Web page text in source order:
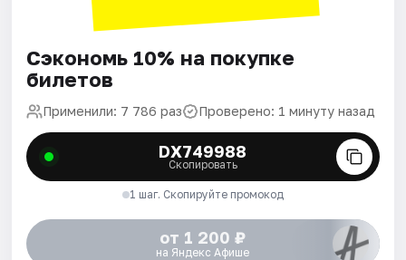
Сэкономь 10% на покупке
билетов
Применили: 7 786 раз Проверено: 1 минуту назад
DX749988
Скопировать
1 шаг. Скопируйте промокод
от 1 200 ₽
на Яндекс Афише